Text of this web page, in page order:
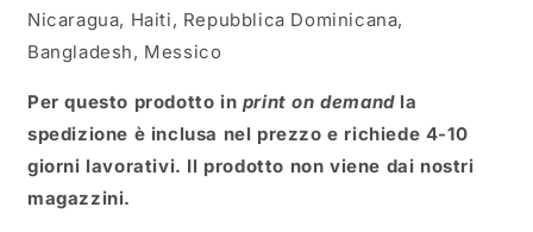
Nicaragua, Haiti, Repubblica Dominicana,
Bangladesh, Messico
Per questo prodotto in print on demandla
spedizione è inclusa nel prezzo e richiede 4-10
giorni lavorativi. Il prodotto non viene dai nostri
magazzini.